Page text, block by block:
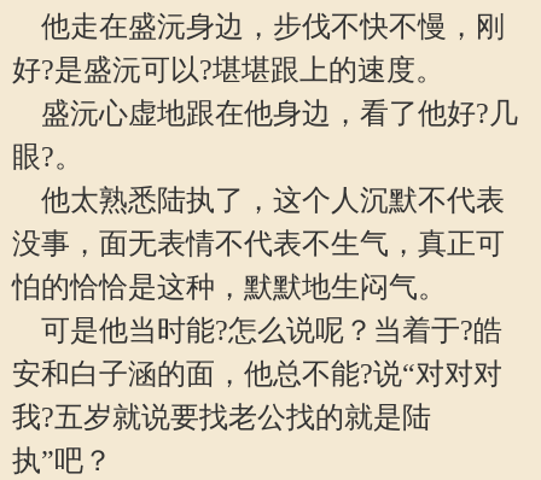
他走在盛沅身边，步伐不快不慢，刚
好?是盛沅可以?堪堪跟上的速度。
盛沅心虚地跟在他身边，看了他好?几
眼?。
他太熟悉陆执了，这个人沉默不代表
没事，面无表情不代表不生气，真正可
怕的恰恰是这种，默默地生闷气。
可是他当时能?怎么说呢？当着于?皓
安和白子涵的面，他总不能?说“对对对
我?五岁就说要找老公找的就是陆
执”吧？